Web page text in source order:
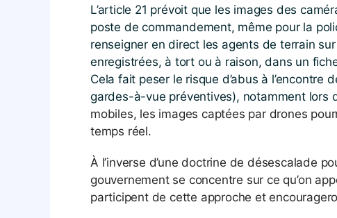
L’article 21 prévoit que les images des
poste de commandement, même pour la
renseigner en direct les agents de terrain
enregistrées, à tort ou à raison, dans un
Cela fait peser le risque d’abus à
gardes-à-vue préventives), notamment lors
mobiles, les images captées par drones
temps réel.
À l’inverse d’une doctrine de désescalade
gouvernement se concentre sur ce qu’on
participent de cette approche et